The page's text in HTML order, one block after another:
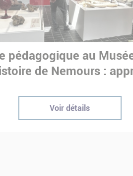
pédagogique au
de Nemours :
Voir détails